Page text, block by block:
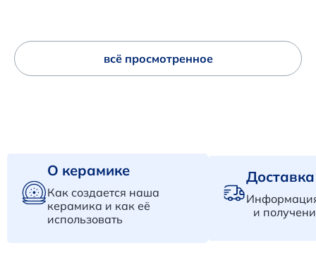
всё просмотренное
О керамике
Как создается наша
керамика и как её
использовать
и